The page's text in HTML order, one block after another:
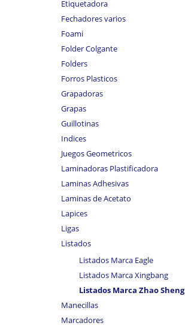
Etiquetadora
Fechadores varios
Foami
Folder Colgante
Folders
Forros Plasticos
Grapadoras
Grapas
Guillotinas
Indices
Juegos Geometricos
Laminadoras Plastificadora
Laminas Adhesivas
Laminas de Acetato
Lapices
Ligas
Listados
Listados Marca Eagle
Listados Marca Xingbang
Listados Marca Zhao Sheng
Manecillas
Marcadores